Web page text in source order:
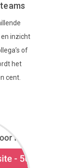
inzicht
of
het
cent.